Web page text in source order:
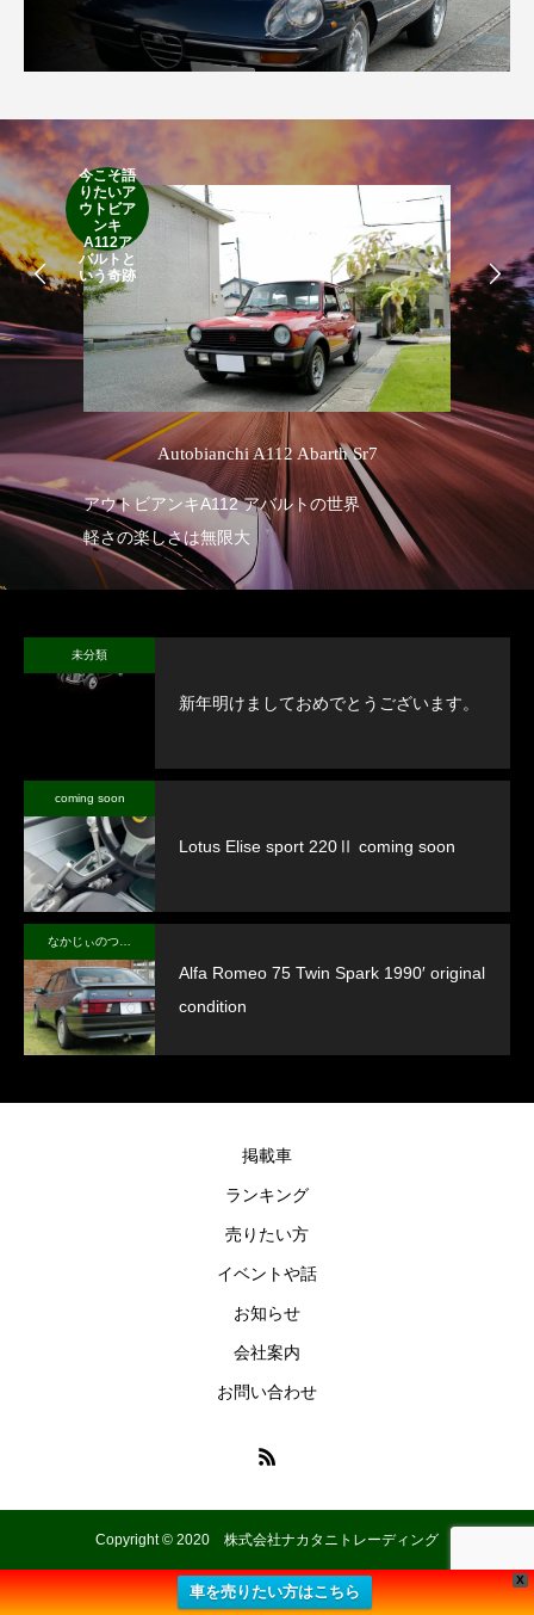
今こそ語
りたいア
ウトビア
ンキ
A112ア
バルトと
いう奇跡
Autobianchi A112 Abarth Sr7
アウトビアンキA112 アバルトの世界
軽さの楽しさは無限大
未分類
新年明けましておめでとうございます。
coming soon
Lotus Elise sport 220Ⅱ coming soon
Alfa Romeo 75 Twin Spark 1990′ original
condition
掲載車
ランキング
売りたい方
イベントや話
お知らせ
会社案内
お問い合わせ
Copyright © 2020 株式会社ナカタニトレーディング
X
車を売りたい方はこちら